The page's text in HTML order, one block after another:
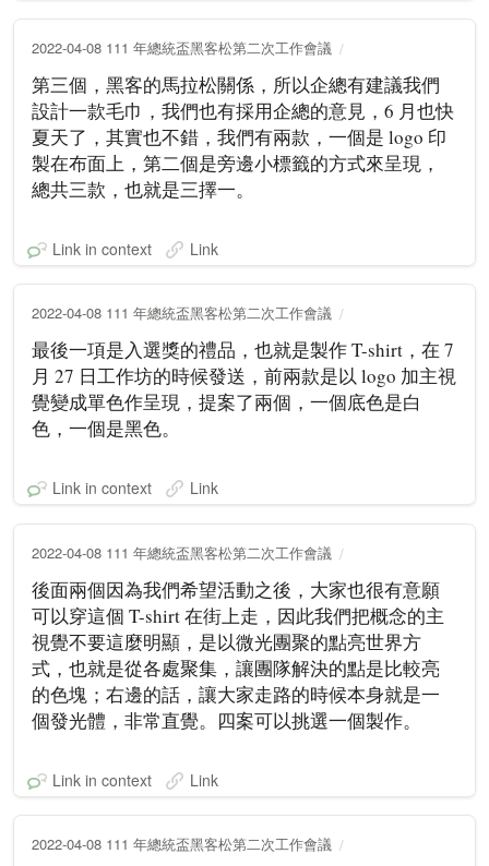
2022-04-08 111 年總統盃黑客松第二次工作會議
第三個，黑客的馬拉松關係，所以企總有建議我們
設計一款毛巾，我們也有採用企總的意見，6 月也快
夏天了，其實也不錯，我們有兩款，一個是 logo 印
製在布面上，第二個是旁邊小標籤的方式來呈現，
總共三款，也就是三擇一。
Link in context Link
2022-04-08 111 年總統盃黑客松第二次工作會議
最後一項是入選獎的禮品，也就是製作 T-shirt，在 7
月 27 日工作坊的時候發送，前兩款是以 logo 加主視
覺變成單色作呈現，提案了兩個，一個底色是白
色，一個是黑色。
Link in context Link
2022-04-08 111 年總統盃黑客松第二次工作會議
後面兩個因為我們希望活動之後，大家也很有意願
可以穿這個 T-shirt 在街上走，因此我們把概念的主
視覺不要這麼明顯，是以微光團聚的點亮世界方
式，也就是從各處聚集，讓團隊解決的點是比較亮
的色塊；右邊的話，讓大家走路的時候本身就是一
個發光體，非常直覺。四案可以挑選一個製作。
Link in context Link
2022-04-08 111 年總統盃黑客松第二次工作會議